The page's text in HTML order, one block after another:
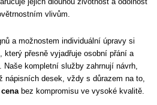
vlivům.
a možnostem individuální úpravy si
který přesně vyjadřuje osobní přání a
kompletní služby zahrnují návrh,
nápisních desek, vždy s důrazem na to,
bez kompromisu ve vysoké kvalitě.